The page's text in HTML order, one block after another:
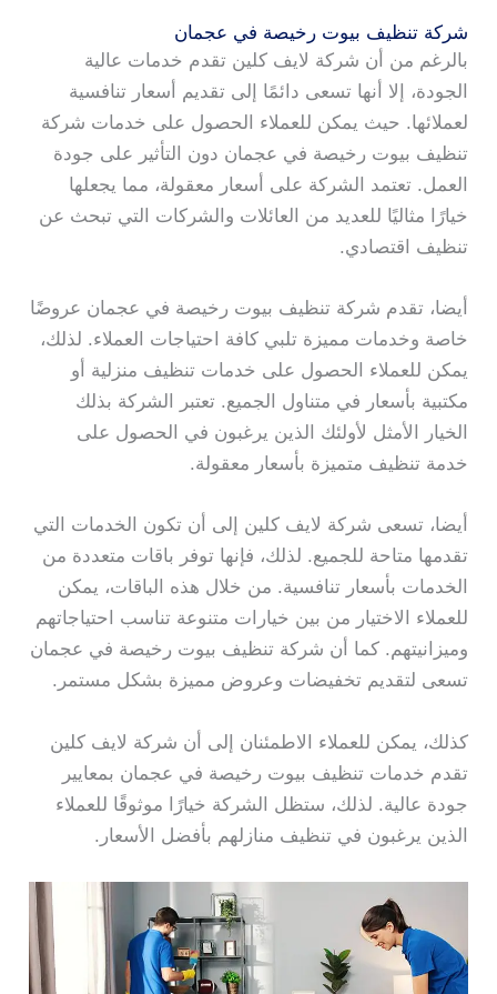
شركة تنظيف بيوت رخيصة في عجمان
بالرغم من أن شركة لايف كلين تقدم خدمات عالية
الجودة، إلا أنها تسعى دائمًا إلى تقديم أسعار تنافسية
لعملائها. حيث يمكن للعملاء الحصول على خدمات شركة
تنظيف بيوت رخيصة في عجمان دون التأثير على جودة
العمل. تعتمد الشركة على أسعار معقولة، مما يجعلها
خيارًا مثاليًا للعديد من العائلات والشركات التي تبحث عن
تنظيف اقتصادي.
أيضا، تقدم شركة تنظيف بيوت رخيصة في عجمان عروضًا
خاصة وخدمات مميزة تلبي كافة احتياجات العملاء. لذلك،
يمكن للعملاء الحصول على خدمات تنظيف منزلية أو
مكتبية بأسعار في متناول الجميع. تعتبر الشركة بذلك
الخيار الأمثل لأولئك الذين يرغبون في الحصول على
خدمة تنظيف متميزة بأسعار معقولة.
أيضا، تسعى شركة لايف كلين إلى أن تكون الخدمات التي
تقدمها متاحة للجميع. لذلك، فإنها توفر باقات متعددة من
الخدمات بأسعار تنافسية. من خلال هذه الباقات، يمكن
للعملاء الاختيار من بين خيارات متنوعة تناسب احتياجاتهم
وميزانيتهم. كما أن شركة تنظيف بيوت رخيصة في عجمان
تسعى لتقديم تخفيضات وعروض مميزة بشكل مستمر.
كذلك، يمكن للعملاء الاطمئنان إلى أن شركة لايف كلين
تقدم خدمات تنظيف بيوت رخيصة في عجمان بمعايير
جودة عالية. لذلك، ستظل الشركة خيارًا موثوقًا للعملاء
الذين يرغبون في تنظيف منازلهم بأفضل الأسعار.